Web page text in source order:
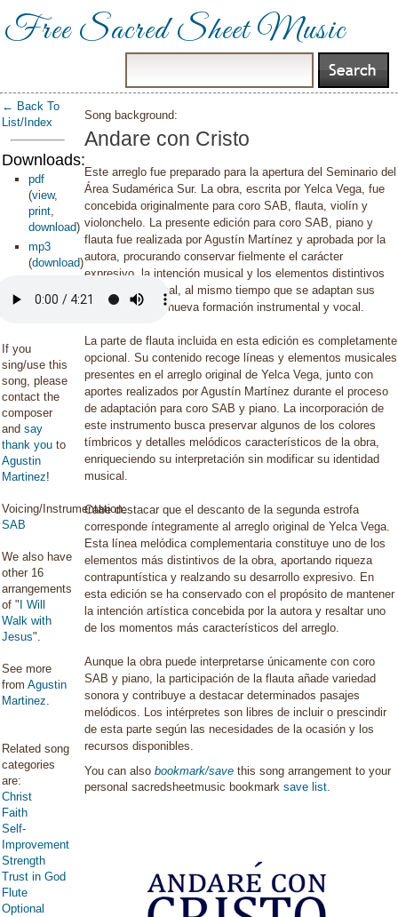
Free Sacred Sheet Music
← Back To
List/Index
Downloads:
pdf
(view,
print,
download)
mp3
(download)
If you
sing/use this
song, please
contact the
composer
and say
thank you to
Agustin
Martinez!
Voicing/Instrumentation:
SAB
We also have
other 16
arrangements
of " I Will
Walk with
Jesus".
See more
from Agustin
Martinez.
Related song
categories
are:
Christ
Faith
Self-
Improvement
Strength
Trust in God
Flute
Optional
Song background:
Andare con Cristo
Este arreglo fue preparado para la apertura del Seminario del
Área Sudamérica Sur. La obra, escrita por Yelca Vega, fue
concebida originalmente para coro SAB, flauta, violín y
violonchelo. La presente edición para coro SAB, piano y
flauta fue realizada por Agustín Martínez y aprobada por la
autora, procurando conservar fielmente el carácter
expresivo, la intención musical y los elementos distintivos
arreglo original, al mismo tiempo que se adaptan sus
recursos
a esta nueva formación instrumental y vocal.
La parte de flauta incluida en esta edición es completamente
opcional. Su contenido recoge líneas y elementos musicales
presentes en el arreglo original de Yelca Vega, junto con
aportes realizados por Agustín Martínez durante el proceso
de adaptación para coro SAB y piano. La incorporación de
este instrumento busca preservar algunos de los colores
tímbricos y detalles melódicos característicos de la obra,
enriqueciendo su interpretación sin modificar su identidad
musical.
Cabe destacar que el descanto de la segunda estrofa
corresponde íntegramente al arreglo original de Yelca Vega.
Esta línea melódica complementaria constituye uno de los
elementos más distintivos de la obra, aportando riqueza
contrapuntística y realzando su desarrollo expresivo. En
esta edición se ha conservado con el propósito de mantener
la intención artística concebida por la autora y resaltar uno
de los momentos más característicos del arreglo.
Aunque la obra puede interpretarse únicamente con coro
SAB y piano, la participación de la flauta añade variedad
sonora y contribuye a destacar determinados pasajes
melódicos. Los intérpretes son libres de incluir o prescindir
de esta parte según las necesidades de la ocasión y los
recursos disponibles.
You can alsobookmark/save this song arrangement to your
personal sacredsheetmusic bookmarksave list.